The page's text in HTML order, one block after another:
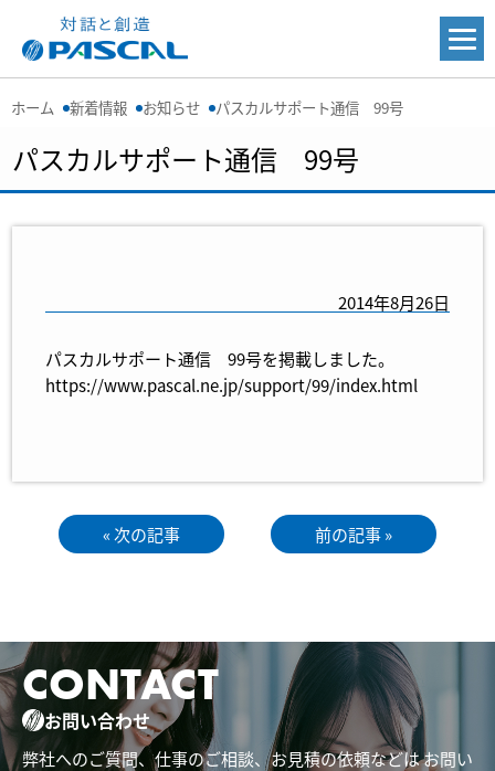
ホーム 新着情報 お知らせ パスカルサポート通信 99号
パスカルサポート通信 99号
2014年8月26日
パスカルサポート通信 99号を掲載しました。
https://www.pascal.ne.jp/support/99/index.html
« 次の記事 前の記事 »
CONTACT
お問い合わせ
弊社へのご質問、仕事のご相談、お見積の依頼などはお問い